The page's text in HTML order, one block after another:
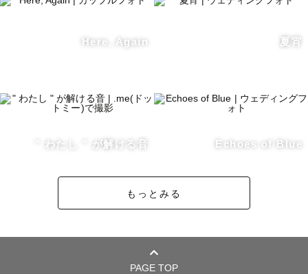
客の写り込みの少ない平日がおすすめです✨
降)、もしくはおうちでの撮影をおすすめします🌻（スタジ
💬夕日撮影ご希望の方はダントツで秋田県をおすすめしま
す！！遠くても感動できる夕日撮影ができます🌇
Here, Again 夏宵
" わたし " が解ける音 Echoes of Blue
もっとみる
PAGE TOP